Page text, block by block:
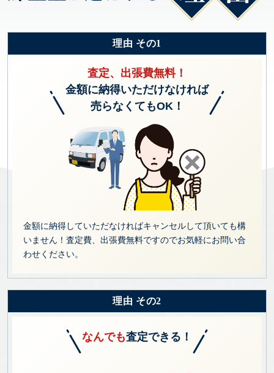
理由 その1
査定、出張費無料！
金額に納得いただけなければ
売らなくてもOK！
金額に納得していただなければキャンセルして頂いても構
いません！査定費、出張費無料ですのでお気軽にお問い合
わせください。
理由 その2
なんでも査定できる！